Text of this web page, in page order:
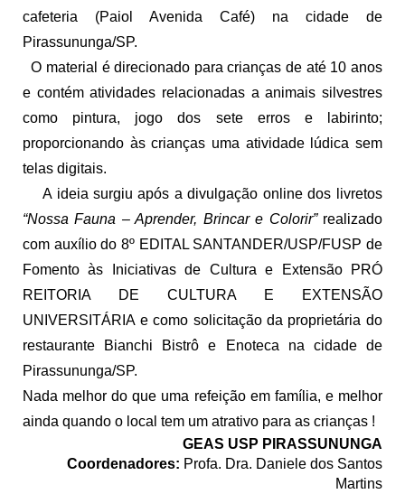
cafeteria (Paiol Avenida Café) na cidade de
Pirassununga/SP.
O material é direcionado para crianças de até 10 anos
e contém atividades relacionadas a animais silvestres
como pintura, jogo dos sete erros e labirinto;
proporcionando às crianças uma atividade lúdica sem
telas digitais.
A ideia surgiu após a divulgação online dos livretos
“Nossa Fauna – Aprender, Brincar e Colorir” realizado
com auxílio do 8º EDITAL SANTANDER/USP/FUSP de
Fomento às Iniciativas de Cultura e Extensão PRÓ
REITORIA DE CULTURA E EXTENSÃO
UNIVERSITÁRIA e como solicitação da proprietária do
restaurante Bianchi Bistrô e Enoteca na cidade de
Pirassununga/SP.
Nada melhor do que uma refeição em família, e melhor
ainda quando o local tem um atrativo para as crianças !
GEAS USP PIRASSUNUNGA
Coordenadores: Profa. Dra. Daniele dos Santos
Martins